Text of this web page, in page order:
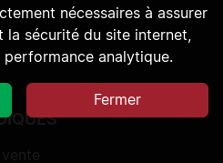
Facebook
sur Twitter
nous sur Instagram
nécessaires à assurer
la sécurité du site internet,
analytique.
Fermer